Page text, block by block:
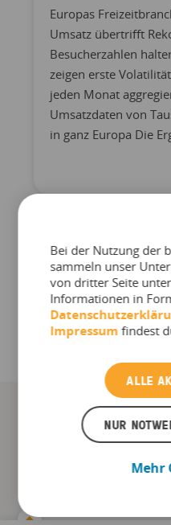
Europas
Umsatz übertrifft
Besucherzahlen
zeigen erste
jeden Monat
Umsatzdaten von
in ganz Europa Die
MEHR
Mehr
Bei der Nutzung der
sammeln unser
von dritter Seite
Informationen in
Impressum findest
ALLE
NUR
Mehr